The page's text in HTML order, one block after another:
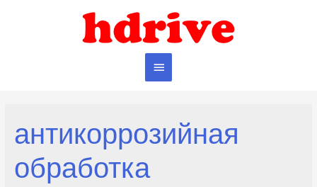
Главное
антикоррозийная
обработка